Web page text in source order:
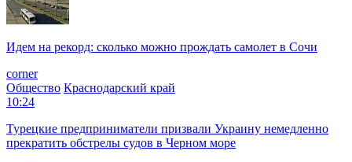
Идем на рекорд: сколько можно прождать самолет в Сочи
corner
Общество Краснодарский край
10:24
Турецкие предприниматели призвали Украину немедленно
прекратить обстрелы судов в Черном море